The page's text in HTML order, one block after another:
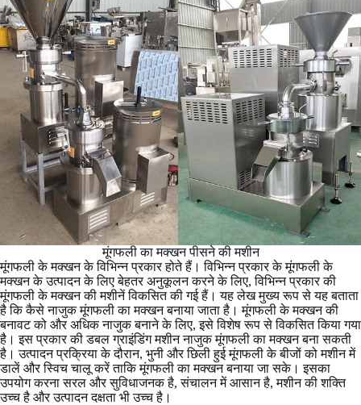
मूंगफली का मक्खन पीसने की मशीन
मूंगफली के मक्खन के विभिन्न प्रकार होते हैं। विभिन्न प्रकार के मूंगफली के
मक्खन के उत्पादन के लिए बेहतर अनुकूलन करने के लिए, विभिन्न प्रकार की
मूंगफली के मक्खन की मशीनें विकसित की गई हैं। यह लेख मुख्य रूप से यह बताता
है कि कैसे नाजुक मूंगफली का मक्खन बनाया जाता है। मूंगफली के मक्खन की
बनावट को और अधिक नाजुक बनाने के लिए, इसे विशेष रूप से विकसित किया गया
है। इस प्रकार की डबल ग्राइंडिंग मशीन नाजुक मूंगफली का मक्खन बना सकती
है। उत्पादन प्रक्रिया के दौरान, भुनी और छिली हुई मूंगफली के बीजों को मशीन में
डालें और स्विच चालू करें ताकि मूंगफली का मक्खन बनाया जा सके। इसका
उपयोग करना सरल और सुविधाजनक है, संचालन में आसान है, मशीन की शक्ति
उच्च है और उत्पादन दक्षता भी उच्च है।